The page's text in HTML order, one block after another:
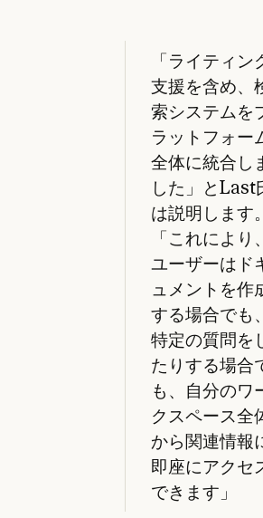
「ライティン
支援を含め、
索システムを
ラットフォー
全体に統合し
した」とLast
は説明します。
「これにより、
ユーザーはド
ュメントを作
する場合でも、
特定の質問を
たりする場合
も、自分のワ
クスペース全
から関連情報
即座にアクセ
できます」